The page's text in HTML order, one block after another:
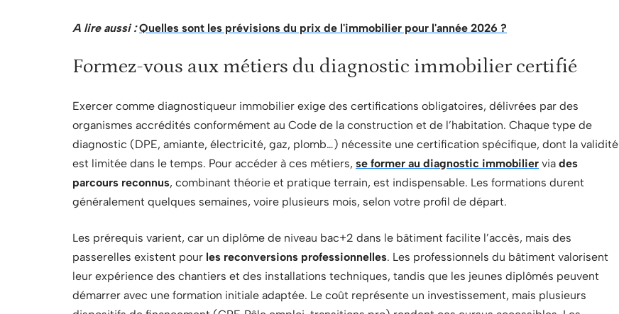
A lire aussi : Quelles sont les prévisions du prix de l'immobilier pour l'année 2026 ?
Formez-vous aux métiers du diagnostic immobilier certifié
Exercer comme diagnostiqueur immobilier exige des certifications obligatoires, délivrées par des
organismes accrédités conformément au Code de la construction et de l’habitation. Chaque type de
diagnostic (DPE, amiante, électricité, gaz, plomb…) nécessite une certification spécifique, dont la validité
est limitée dans le temps. Pour accéder à ces métiers, se former au diagnostic immobilier via des
parcours reconnus, combinant théorie et pratique terrain, est indispensable. Les formations durent
généralement quelques semaines, voire plusieurs mois, selon votre profil de départ.
Les prérequis varient, car un diplôme de niveau bac+2 dans le bâtiment facilite l’accès, mais des
passerelles existent pour les reconversions professionnelles. Les professionnels du bâtiment valorisent
leur expérience des chantiers et des installations techniques, tandis que les jeunes diplômés peuvent
démarrer avec une formation initiale adaptée. Le coût représente un investissement, mais plusieurs